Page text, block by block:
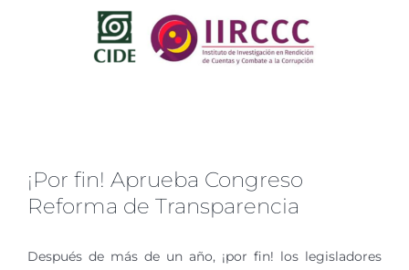
¡Por fin! Aprueba Congreso
Reforma de Transparencia
Después de más de un año, ¡por fin! los legisladores